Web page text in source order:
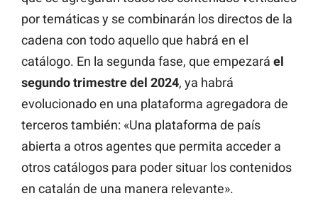
por temáticas y se combinarán los directos de la
cadena con todo aquello que habrá en el
catálogo. En la segunda fase, que empezará el
segundo trimestre del 2024, ya habrá
evolucionado en una plataforma agregadora de
terceros también: «Una plataforma de país
abierta a otros agentes que permita acceder a
otros catálogos para poder situar los contenidos
en catalán de una manera relevante».